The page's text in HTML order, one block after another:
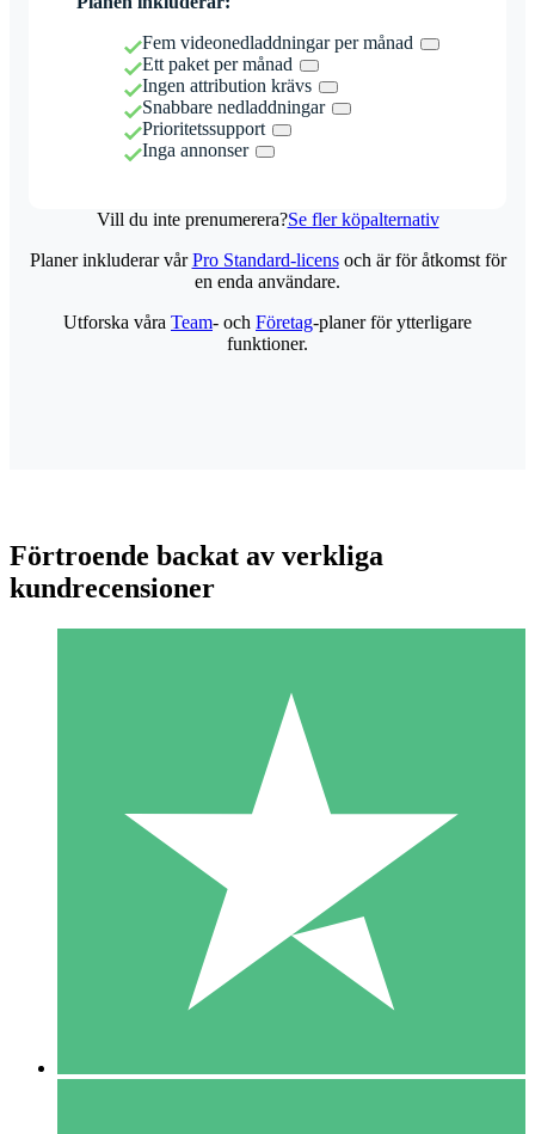
Fem videonedladdningar per månad
Ett paket per månad
Ingen attribution krävs
Snabbare nedladdningar
Prioritetssupport
Inga annonser
Vill du inte prenumerera?Se fler köpalternativ
Individuella Kreditpaket
Betala per användning med nedladdningskrediter. Inget
1 Nedladdningar
10 00
Planer inkluderar vårPro Standard-licensoch är för åtkomst för
en enda användare.
Utforska våra Team- och Företag-planer för ytterligare
funktioner.
Förtroende backat av verkliga
kundrecensioner